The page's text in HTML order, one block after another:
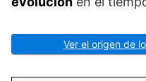
Ver el origen de